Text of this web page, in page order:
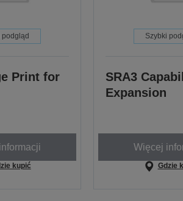
podgląd
Print for
kupić
Szybki
SRA3
Expansion
Więcej
Gdzie